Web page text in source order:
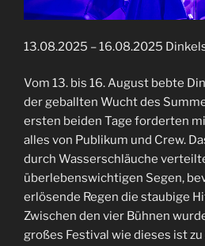
13.08.2025 – 16.08.2025
Vom 13. bis 16. August bebte
der geballten Wucht des
ersten beiden Tage forderten
alles von Publikum und Crew.
durch Wasserschläuche
überlebenswichtigen Segen,
erlösende Regen die staubige
Zwischen den vier Bühnen
großes Festival wie dieses ist